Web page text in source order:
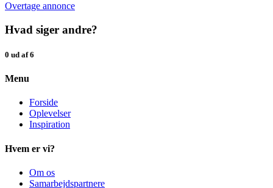
Overtage annonce
Hvad siger andre?
0 ud af 6
Menu
Forside
Oplevelser
Inspiration
Hvem er vi?
Om os
Samarbejdspartnere